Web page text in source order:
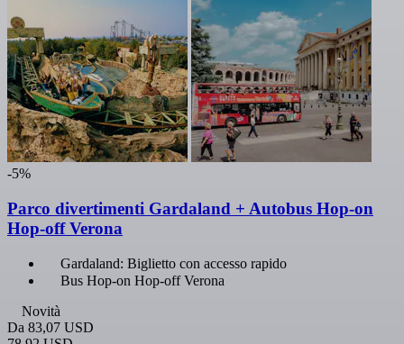
-5%
Parco divertimenti Gardaland + Autobus Hop-on
Hop-off Verona
Gardaland: Biglietto con accesso rapido
Bus Hop-on Hop-off Verona
Novità
Da 83,07 USD